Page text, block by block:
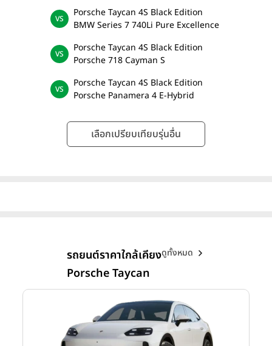
Porsche Taycan 4S Black Edition
BMW Series 7 740Li Pure Excellence
Porsche Taycan 4S Black Edition
Porsche 718 Cayman S
Porsche Taycan 4S Black Edition
Porsche Panamera 4 E-Hybrid
เลือกเปรียบเทียบรุ่นอื่น
รถยนต์ราคาใกล้เคียง
Porsche Taycan
ดูทั้งหมด